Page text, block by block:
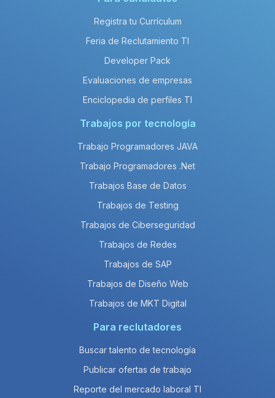
Registra tu Currículum
Feria de Reclutamiento TI
Developer Pack
Evaluaciones de empresas
Enciclopedia de perfiles TI
Trabajos por tecnología
Trabajo Programadores JAVA
Trabajo Programadores .Net
Trabajos Base de Datos
Trabajos de Testing
Trabajos de Ciberseguridad
Trabajos de Redes
Trabajos de SAP
Trabajos de Diseño Web
Trabajos de MKT Digital
Para reclutadores
Buscar talento de tecnología
Publicar ofertas de trabajo
Reporte del mercado laboral TI